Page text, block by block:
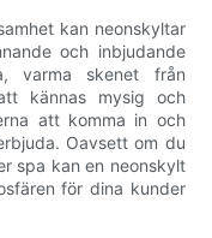
kan neonskyltar
och inbjudande
varma skenet från
kännas mysig och
att komma in och
Oavsett om du
spa kan en neonskylt
för dina kunder